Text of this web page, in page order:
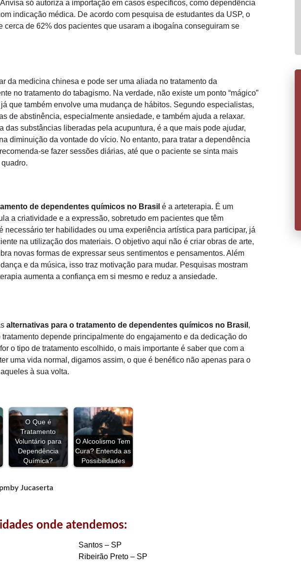
só autoriza a importação em casos específicos, como dependência
indicação médica. De acordo com pesquisa de estudantes da USP, o
cerca de 62% dos pacientes que usaram a ibogaína conseguiram se
da medicina chinesa e pode ser uma aliada no tratamento da
no tratamento do tabagismo. Na verdade, não existe um ponto “mágico”
que também envolve uma mudança de hábitos. Segundo especialistas,
de abstinência, especialmente ansiedade, e também ajuda a relaxar.
das substâncias liberadas pela acupuntura, é a que mais pode ajudar,
diminuição da vontade do vício. No entanto, para tratar a dependência
se fazer sessões diárias, até que o paciente se sinta mais
de dependentes químicos no Brasil é a arteterapia. É um
a criatividade e a expressão, sobretudo em pacientes que têm
necessário ter habilidades ou uma experiência artística para participar, já
na utilização dos materiais. O objetivo aqui não é criar obras de arte,
novas formas de expressar seus sentimentos e pensamentos. Além
e da música, isso traz motivação para mudar. Pesquisas mostram
aumenta a confiança em si mesmo e reduz a ansiedade.
alternativas para o tratamento de dependentes químicos no Brasil ,
depende principalmente do engajamento e da dedicação do
o tipo de tratamento escolhido, o mais importante é saber que com a
uma vida normal, digamos assim, o que é benéfico não apenas para o
à sua volta.
O Que é
Tratamento
Voluntário para
Dependência
Química?
O Alcoolismo Tem
Cura? Entenda as
Possibilidades
by Jucaserta
onde atendemos:
Santos – SP
Ribeirão Preto – SP